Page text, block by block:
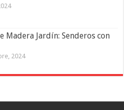
Madera Jardín: Senderos con
2024